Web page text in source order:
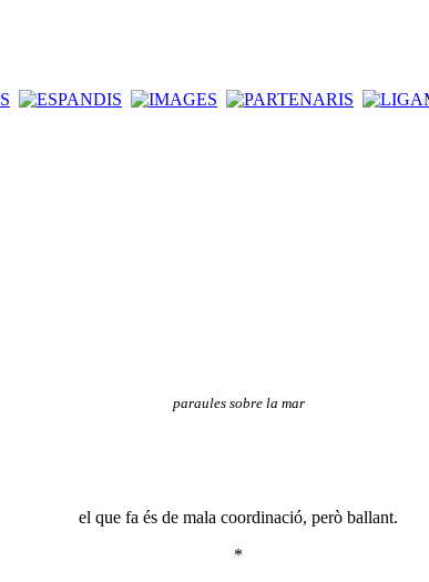
paraules sobre la mar
el que fa és de mala coordinació, però ballant.
*